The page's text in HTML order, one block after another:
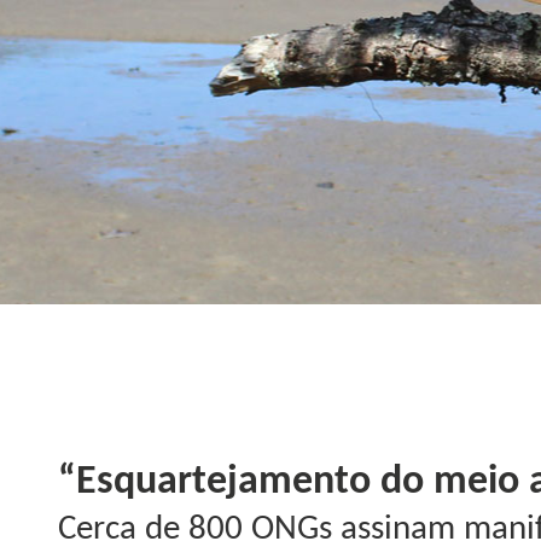
“Esquartejamento do meio
Cerca de 800 ONGs assinam